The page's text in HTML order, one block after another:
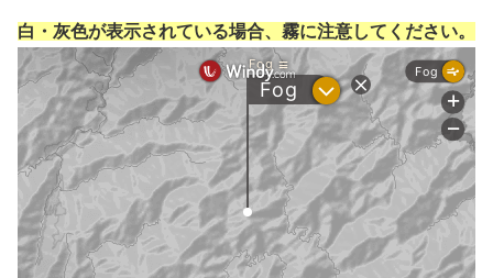
白・灰色が表示されている場合、霧に注意してください。